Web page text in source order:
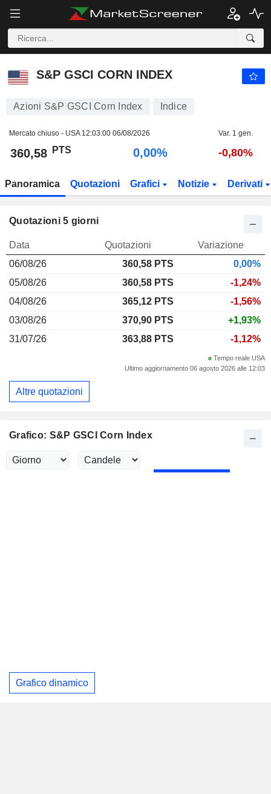
S&P GSCI CORN INDEX
S&P GSCI CORN INDEX
Azioni S&P GSCI Corn Index Indice
Mercato chiuso - USA 12:03:00 06/08/2026 Var. 1 gen.
360,58 PTS 0,00% -0,80%
Panoramica Quotazioni Grafici Notizie Derivati
Grafico: S&P GSCI Corn Index
Grafico dinamico
Quotazioni 5 giorni
Data Quotazioni
Variazione
06/08/26
360,58 PTS
0,00%
05/08/26
360,58 PTS
-1,24%
04/08/26
365,12 PTS
-1,56%
03/08/26
370,90 PTS
+1,93%
31/07/26
363,88 PTS -1,12%
Tempo reale USA
Ultimo aggiornamento 06 agosto 2026 alle 12:03
Altre quotazioni